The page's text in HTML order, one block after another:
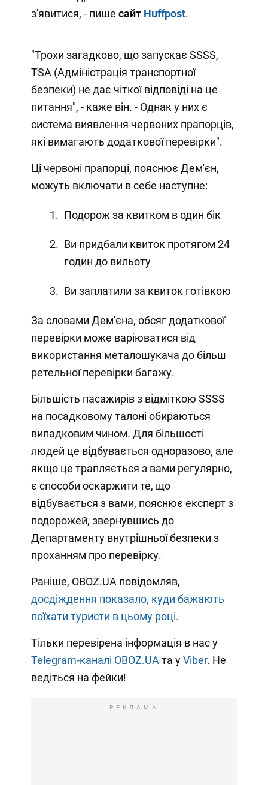
з'явитися, - пише сайт Huffpost.
"Трохи загадково, що запускає SSSS,
TSA (Адміністрація транспортної
безпеки) не дає чіткої відповіді на це
питання", - каже він. - Однак у них є
система виявлення червоних прапорців,
які вимагають додаткової перевірки".
Ці червоні прапорці, пояснює Дем'єн,
можуть включати в себе наступне:
Подорож за квитком в один бік
Ви придбали квиток протягом 24
годин до вильоту
Ви заплатили за квиток готівкою
За словами Дем'єна, обсяг додаткової
перевірки може варіюватися від
використання металошукача до більш
ретельної перевірки багажу.
Більшість пасажирів з відміткою SSSS
на посадковому талоні обираються
випадковим чином. Для більшості
людей це відбувається одноразово, але
якщо це трапляється з вами регулярно,
є способи оскаржити те, що
відбувається з вами, пояснює експерт з
подорожей, звернувшись до
Департаменту внутрішньої безпеки з
проханням про перевірку.
Раніше, OBOZ.UA повідомляв,
досдіждення показало, куди бажають
поїхати туристи в цьому році.
Тільки перевірена інформація в нас у
Telegram-каналі OBOZ.UA та уViber. Не
ведіться на фейки!
РЕКЛАМА